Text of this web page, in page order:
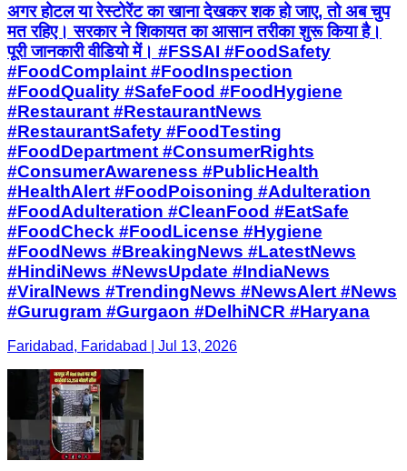
अगर होटल या रेस्टोरेंट का खाना देखकर शक हो जाए, तो अब चुप
मत रहिए। सरकार ने शिकायत का आसान तरीका शुरू किया है।
पूरी जानकारी वीडियो में। #FSSAI #FoodSafety
#FoodComplaint #FoodInspection
#FoodQuality #SafeFood #FoodHygiene
#Restaurant #RestaurantNews
#RestaurantSafety #FoodTesting
#FoodDepartment #ConsumerRights
#ConsumerAwareness #PublicHealth
#HealthAlert #FoodPoisoning #Adulteration
#FoodAdulteration #CleanFood #EatSafe
#FoodCheck #FoodLicense #Hygiene
#FoodNews #BreakingNews #LatestNews
#HindiNews #NewsUpdate #IndiaNews
#ViralNews #TrendingNews #NewsAlert #News
#Gurugram #Gurgaon #DelhiNCR #Haryana
Faridabad, Faridabad | Jul 13, 2026